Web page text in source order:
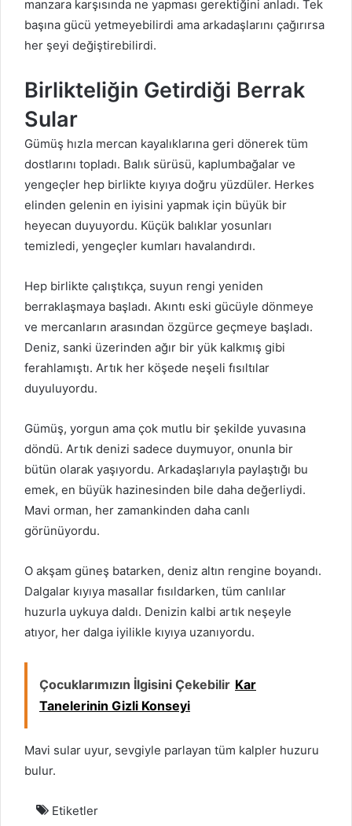
manzara karşısında ne yapması gerektiğini anladı. Tek
başına gücü yetmeyebilirdi ama arkadaşlarını çağırırsa
her şeyi değiştirebilirdi.
Birlikteliğin Getirdiği Berrak
Sular
Gümüş hızla mercan kayalıklarına geri dönerek tüm
dostlarını topladı. Balık sürüsü, kaplumbağalar ve
yengeçler hep birlikte kıyıya doğru yüzdüler. Herkes
elinden gelenin en iyisini yapmak için büyük bir
heyecan duyuyordu. Küçük balıklar yosunları
temizledi, yengeçler kumları havalandırdı.
Hep birlikte çalıştıkça, suyun rengi yeniden
berraklaşmaya başladı. Akıntı eski gücüyle dönmeye
ve mercanların arasından özgürce geçmeye başladı.
Deniz, sanki üzerinden ağır bir yük kalkmış gibi
ferahlamıştı. Artık her köşede neşeli fısıltılar
duyuluyordu.
Gümüş, yorgun ama çok mutlu bir şekilde yuvasına
döndü. Artık denizi sadece duymuyor, onunla bir
bütün olarak yaşıyordu. Arkadaşlarıyla paylaştığı bu
emek, en büyük hazinesinden bile daha değerliydi.
Mavi orman, her zamankinden daha canlı
görünüyordu.
O akşam güneş batarken, deniz altın rengine boyandı.
Dalgalar kıyıya masallar fısıldarken, tüm canlılar
huzurla uykuya daldı. Denizin kalbi artık neşeyle
atıyor, her dalga iyilikle kıyıya uzanıyordu.
Çocuklarımızın İlgisini Çekebilir Kar
Tanelerinin Gizli Konseyi
Mavi sular uyur, sevgiyle parlayan tüm kalpler huzuru
bulur.
Etiketler